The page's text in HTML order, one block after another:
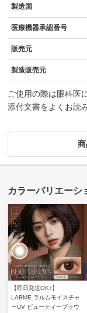
製造国
医療機器承認番号
販売元
製造販売元
ご使用の際は眼科医
添付文書をよくお読
【即日発送OK♪】
LARME ラルムモイスチャ
ーUV ビューティーブラウ